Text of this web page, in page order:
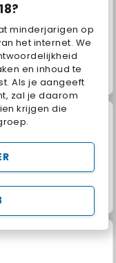
minderjarigen op
het internet. We
en inhoud te
Als je aangeeft
zal je daarom
krijgen die
Mahjong Connect
Quest: USA 2